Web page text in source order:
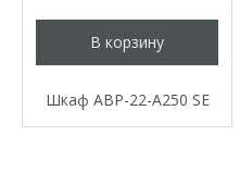
В корзину
Шкаф АВР-22-А250 SE